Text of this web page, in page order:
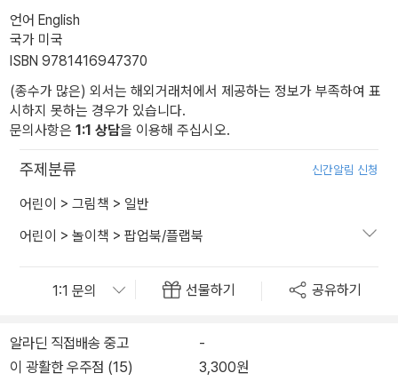
언어 English
국가 미국
ISBN 9781416947370
(종수가 많은) 외서는 해외거래처에서 제공하는 정보가 부족하여 표
시하지 못하는 경우가 있습니다.
문의사항은 1:1 상담을 이용해 주십시오.
주제분류 신간알림 신청
어린이 > 그림책 > 일반
어린이 > 놀이책 > 팝업북/플랩북
선물하기 공유하기
알라딘 직접배송 중고
-
이 광활한 우주점 (15)
3,300원